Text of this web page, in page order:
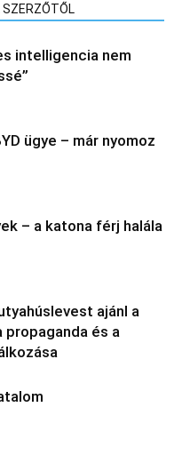
SZERZŐTŐL
intelligencia nem
ügye – már nyomoz
– a katona férj halála
ajánl a
propaganda és a